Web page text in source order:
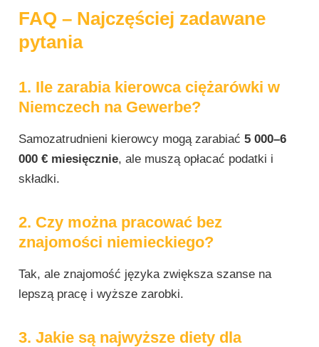
FAQ – Najczęściej zadawane
pytania
1. Ile zarabia kierowca ciężarówki w
Niemczech na Gewerbe?
Samozatrudnieni kierowcy mogą zarabiać5 000–6
000 € miesięcznie, ale muszą opłacać podatki i
składki.
2. Czy można pracować bez
znajomości niemieckiego?
Tak, ale znajomość języka zwiększa szanse na
lepszą pracę i wyższe zarobki.
3. Jakie są najwyższe diety dla